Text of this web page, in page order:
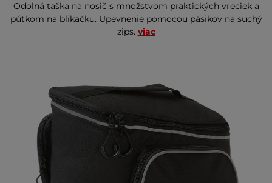
Odolná taška na nosič s množstvom praktických vreciek a
pútkom na blikačku. Upevnenie pomocou pásikov na suchý
zips. viac